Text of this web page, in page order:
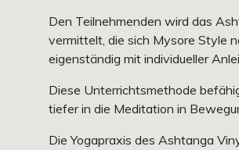
Den Teilnehmenden wird das
vermittelt, die sich Mysore Style
eigenständig mit individueller
Diese Unterrichtsmethode
tiefer in die Meditation in
Die Yogapraxis des Ashtanga